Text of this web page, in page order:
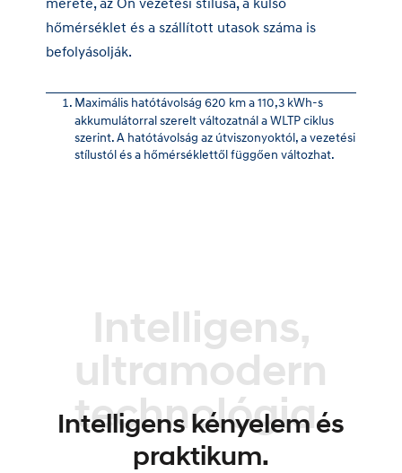
hőmérséklet és a szállított utasok száma is
befolyásolják.
Maximális hatótávolság 620 km a 110,3 kWh-s
akkumulátorral szerelt változatnál a WLTP ciklus
szerint. A hatótávolság az útviszonyoktól, a vezetési
stílustól és a hőmérséklettől függően változhat.
Intelligens,
ultramodern
technológia.
Intelligens kényelem és
praktikum.